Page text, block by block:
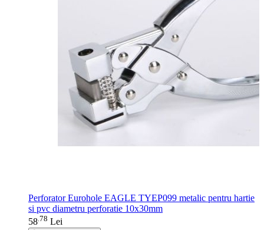
Perforator Eurohole EAGLE TYEP099 metalic pentru hartie
si pvc diametru perforatie 10x30mm
58.78 Lei